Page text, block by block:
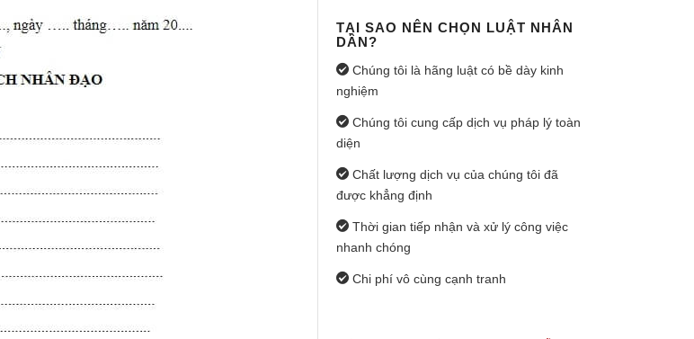
TẠI SAO NÊN CHỌN LUẬT NHÂN
DÂN?
Chúng tôi là hãng luật có bề dày kinh
nghiệm
Chúng tôi cung cấp dịch vụ pháp lý toàn
diện
Chất lượng dịch vụ của chúng tôi đã
được khẳng định
Thời gian tiếp nhận và xử lý công việc
nhanh chóng
Chi phí vô cùng cạnh tranh